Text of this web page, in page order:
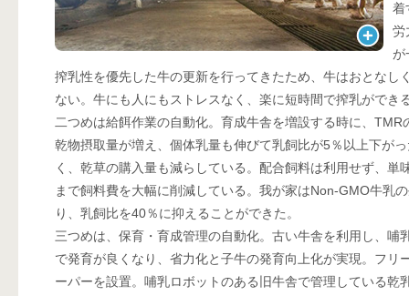
着
労
が
搾乳性を優先した牛の更新を行ってきたため、牛はおとなし
ない。牛にも人にもストレスなく、楽に短時間で搾乳ができ
二つめは給餌作業の自動化。育成牛舎を増設する時に、
乾物摂取量が増え、個体乳量も伸びて乳飼比が5％以上下が
く、乾草の購入量も減らしている。配合飼料は利用せず、単
まで飼料費を大幅に削減している。我が家はNon-GMO牛乳
り、乳飼比を40％に抑えることができた。
三つめは、保育・育成管理の自動化。古い牛舎を利用し、哺
で発育が良くなり、省力化と子牛の発育向上化が実現。フリ
ーパーを設置。哺乳ロボットのある旧牛舎で管理している乾